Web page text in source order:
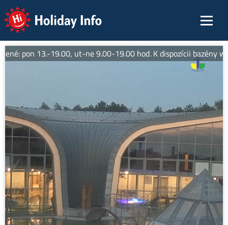
Holiday Info
pon 13.-19.00, ut-ne 9.00-19.00 hod. K dispozícii bazény